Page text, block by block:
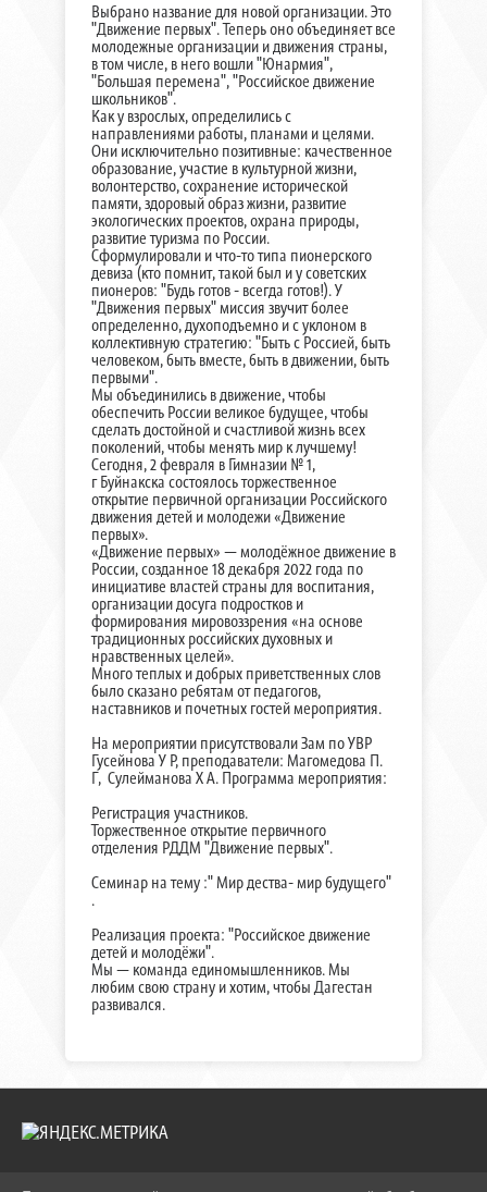
Выбрано название для новой организации. Это
"Движение первых". Теперь оно объединяет все
молодежные организации и движения страны,
в том числе, в него вошли "Юнармия",
"Большая перемена", "Российское движение
школьников".
Как у взрослых, определились с
направлениями работы, планами и целями.
Они исключительно позитивные: качественное
образование, участие в культурной жизни,
волонтерство, сохранение исторической
памяти, здоровый образ жизни, развитие
экологических проектов, охрана природы,
развитие туризма по России.
Сформулировали и что-то типа пионерского
девиза (кто помнит, такой был и у советских
пионеров: "Будь готов - всегда готов!). У
"Движения первых" миссия звучит более
определенно, духоподъемно и с уклоном в
коллективную стратегию: "Быть с Россией, быть
человеком, быть вместе, быть в движении, быть
первыми".
Мы объединились в движение, чтобы
обеспечить России великое будущее, чтобы
сделать достойной и счастливой жизнь всех
поколений, чтобы менять мир к лучшему!
Сегодня, 2 февраля в Гимназии № 1,
г Буйнакска состоялось торжественное
открытие первичной организации Российского
движения детей и молодежи «Движение
первых».
«Движение первых» — молодёжное движение в
России, созданное 18 декабря 2022 года по
инициативе властей страны для воспитания,
организации досуга подростков и
формирования мировоззрения «на основе
традиционных российских духовных и
нравственных целей».
Много теплых и добрых приветственных слов
было сказано ребятам от педагогов,
наставников и почетных гостей мероприятия.
На мероприятии присутствовали Зам по УВР
Гусейнова У Р, преподаватели: Магомедова П.
Г, Сулейманова Х А. Программа мероприятия:
Регистрация участников.
Торжественное открытие первичного
отделения РДДМ "Движение первых".
Семинар на тему :" Мир дества- мир будущего"
.
Реализация проекта: "Российское движение
детей и молодёжи".
Мы — команда единомышленников. Мы
любим свою страну и хотим, чтобы Дагестан
развивался.